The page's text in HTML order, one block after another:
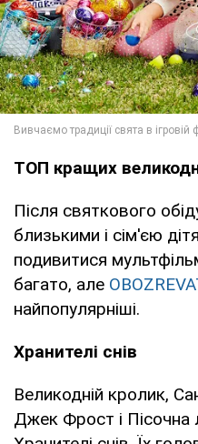
ТОП кращих
Після святкового
близькими і сім'єю
подивитися
багато, але
найпопулярніші.
Хранителі снів
Великодній кролик,
Джек Фрост і Пісочна